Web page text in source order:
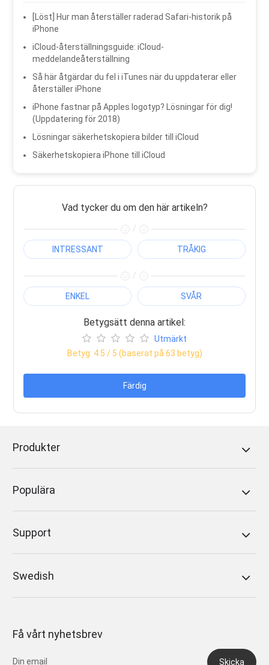
[Löst] Hur man återställer raderad Safari-historik på
iPhone
iCloud-återställningsguide: iCloud-
meddelandeåterställning
Så här åtgärdar du fel i iTunes när du uppdaterar eller
återställer iPhone
iPhone fastnar på Apples logotyp? Lösningar för dig!
(Uppdatering för 2018)
Lösningar säkerhetskopiera bilder till iCloud
Säkerhetskopiera iPhone till iCloud
Vad tycker du om den här artikeln?
/
INTRESSANT TRÅKIG
/
ENKEL SVÅR
Betygsätt denna artikel:
Utmärkt
Betyg: 4.5 / 5 (baserat på 63 betyg)
Färdig
Produkter
Populära
Support
Swedish
Få vårt nyhetsbrev
Skicka